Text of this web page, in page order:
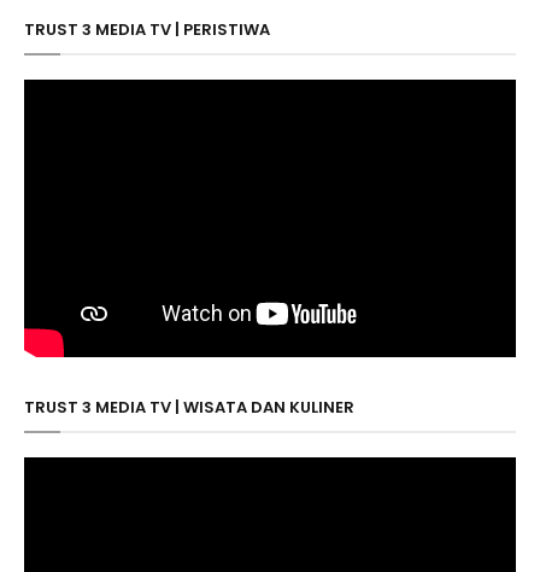
TRUST 3 MEDIA TV | PERISTIWA
TRUST 3 MEDIA TV | WISATA DAN KULINER